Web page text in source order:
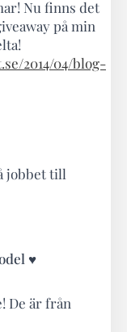
Nu finns det
på min
2014/04/blog-
jobbet till
♥says:
De är från